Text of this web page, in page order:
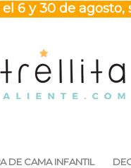
6 y 30 de agosto,
DE CAMA INFANTIL